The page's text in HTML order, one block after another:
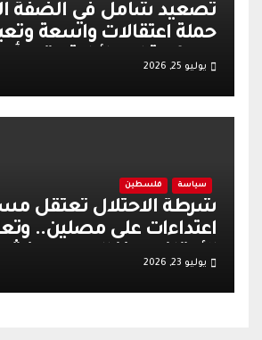
تصعيد شامل في الضفة
حملة اعتقالات واسعة
عسكرية إسرائيلية عقب
يوليو 25, 2026
سياسة فلسطين
شرطة الاحتلال تعتقل
اعتداءات على مصلين..
الأوقاف يعزز الهدوء
يوليو 23, 2026